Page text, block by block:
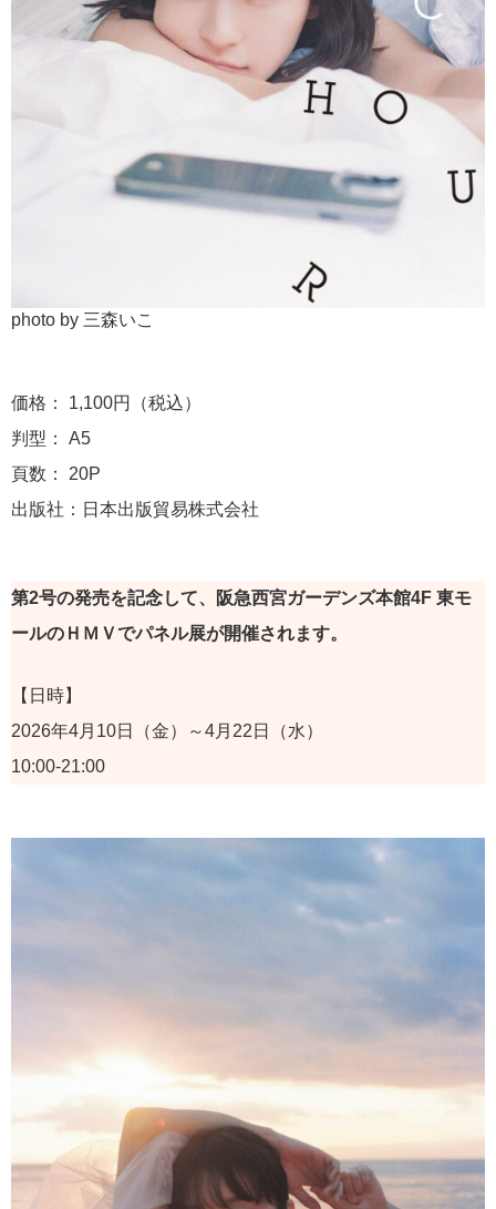
photo by 三森いこ
価格： 1,100円（税込）
判型： A5
頁数： 20P
出版社：日本出版貿易株式会社
第2号の発売を記念して、阪急西宮ガーデンズ本館4F 東モ
ールのＨＭＶでパネル展が開催されます。
【日時】
2026年4月10日（金）～4月22日（水）
10:00-21:00